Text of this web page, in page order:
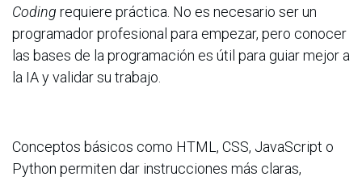
Coding requiere práctica. No es necesario ser un
programador profesional para empezar, pero conocer
las bases de la programación es útil para guiar mejor a
la IA y validar su trabajo.
Conceptos básicos como HTML, CSS, JavaScript o
Python permiten dar instrucciones más claras,